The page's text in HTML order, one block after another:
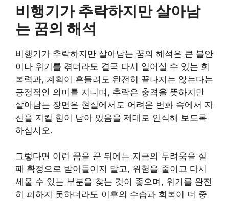
비행기가 추락하지만 살아남
는 꿈의 해석
비행기가 추락하지만 살아남는 꿈의 해석은 큰 불안
이나 위기를 겪더라도 결국 다시 일어설 수 있는 회
복력과, 계획이 흔들려도 완전히 끝나지는 않는다는
긍정적인 의미를 지니며, 추락은 충격을 뜻하지만
살아남는 장면은 현실에서도 어려운 변화 속에서 자
신을 지킬 힘이 남아 있음을 제대로 인식해 보도록
하십시오.
그렇다면 이런 꿈을 꾼 뒤에는 지금의 두려움을 실
패 확정으로 받아들이지 말고, 위험을 줄이고 다시
세울 수 있는 부분을 찾는 것이 좋으며, 위기를 완전
히 피하지 못하더라도 이후의 수습과 회복이 더 중